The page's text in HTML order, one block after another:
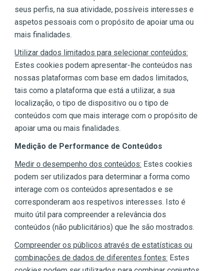
seus perfis, na sua atividade, possíveis interesses e
aspetos pessoais com o propósito de apoiar uma ou
mais finalidades.
Utilizar dados limitados para selecionar conteúdos:
Estes cookies podem apresentar-lhe conteúdos nas
nossas plataformas com base em dados limitados,
tais como a plataforma que está a utilizar, a sua
localização, o tipo de dispositivo ou o tipo de
conteúdos com que mais interage com o propósito de
apoiar uma ou mais finalidades.
Medição de Performance de Conteúdos
Medir o desempenho dos conteúdos: Estes cookies
podem ser utilizados para determinar a forma como
interage com os conteúdos apresentados e se
corresponderam aos respetivos interesses. Isto é
muito útil para compreender a relevância dos
conteúdos (não publicitários) que lhe são mostrados.
Compreender os públicos através de estatísticas ou
combinações de dados de diferentes fontes: Estes